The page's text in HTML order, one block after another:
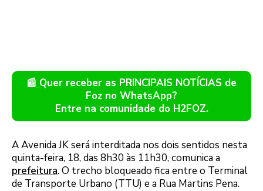
📰 Quer receber as PRINCIPAIS NOTÍCIAS de
Foz no WhatsApp?
Entre na comunidade do H2FOZ.
A Avenida JK será interditada nos dois sentidos nesta
quinta-feira, 18, das 8h30 às 11h30, comunica a
prefeitura. O trecho bloqueado fica entre o Terminal
de Transporte Urbano (TTU) e a Rua Martins Pena.